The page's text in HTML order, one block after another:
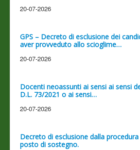
20-07-2026
GPS – Decreto di esclusione dei
aver provveduto allo scioglime…
20-07-2026
Docenti neoassunti ai sensi ai sensi
D.L. 73/2021 o ai sensi…
20-07-2026
Decreto di esclusione dalla
posto di sostegno.